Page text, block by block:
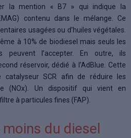
la mention « B7 » qui indique la
contenu dans le mélange. Ce
usagées ou d’huiles végétales.
à 10% de biodiesel mais seuls les
peuvent l’accepter. En outre, ils
réservoir, dédié à l’AdBlue. Cette
SCR afin de réduire les
(NOx). Un dispositif qui vient en
à particules fines (FAP).
du diesel